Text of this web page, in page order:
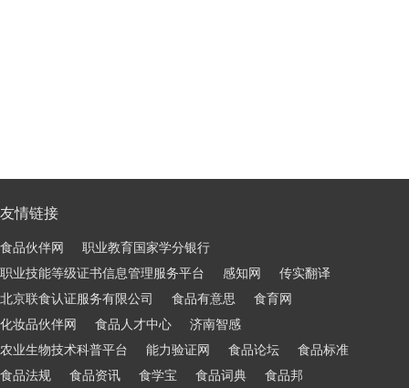
友情链接
食品伙伴网
职业教育国家学分银行
职业技能等级证书信息管理服务平台
感知网
传实翻译
北京联食认证服务有限公司
食品有意思
食育网
化妆品伙伴网
食品人才中心
济南智感
农业生物技术科普平台
能力验证网 食品论坛
食品标准
食品法规
食品资讯 食学宝 食品词典
食品邦